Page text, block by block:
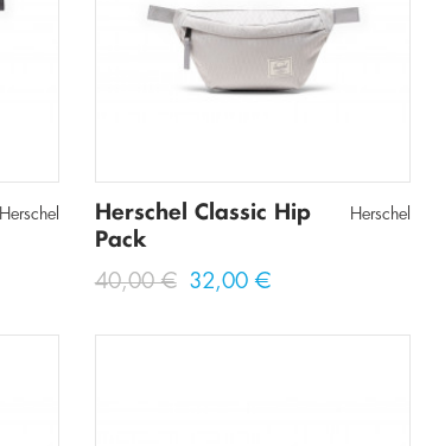
Herschel
Herschel Classic Hip
Pack
Herschel
40,00 € 32,00 €